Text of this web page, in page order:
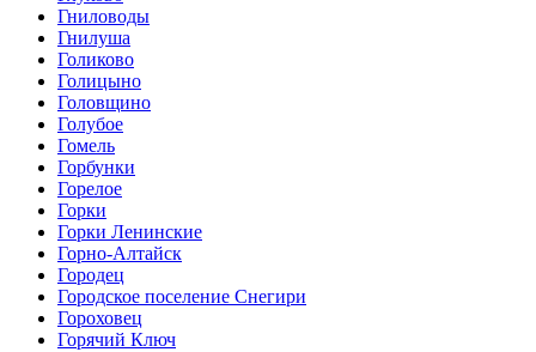
Гниловоды
Гнилуша
Голиково
Голицыно
Головщино
Голубое
Гомель
Горбунки
Горелое
Горки
Горки Ленинские
Горно-Алтайск
Городец
Городское поселение Снегири
Гороховец
Горячий Ключ